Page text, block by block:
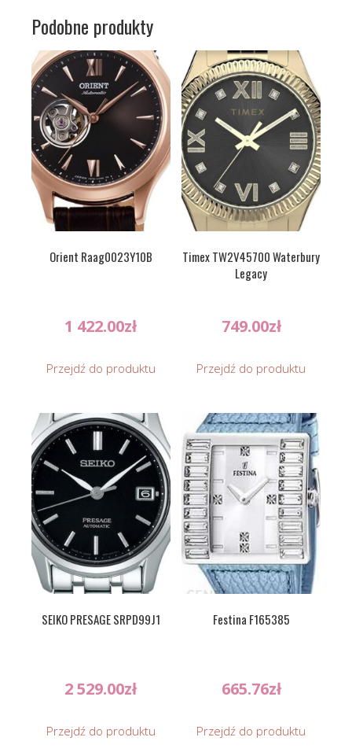
Podobne produkty
Orient Raag0023Y10B
1 422.00zł
Przejdź do produktu
Timex TW2V45700 Waterbury
Legacy
749.00zł
Przejdź do produktu
SEIKO PRESAGE SRPD99J1
2 529.00zł
Przejdź do produktu
Festina F165385
665.76zł
Przejdź do produktu